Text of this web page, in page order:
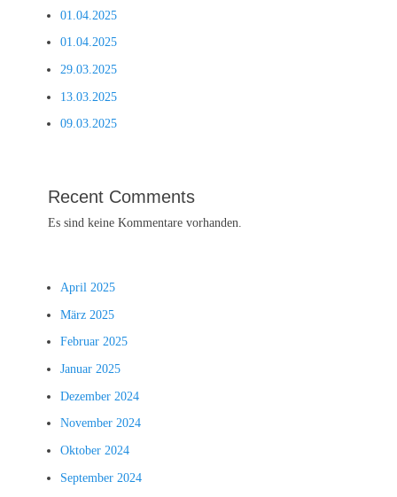
01.04.2025
01.04.2025
29.03.2025
13.03.2025
09.03.2025
Recent Comments
Es sind keine Kommentare vorhanden.
April 2025
März 2025
Februar 2025
Januar 2025
Dezember 2024
November 2024
Oktober 2024
September 2024